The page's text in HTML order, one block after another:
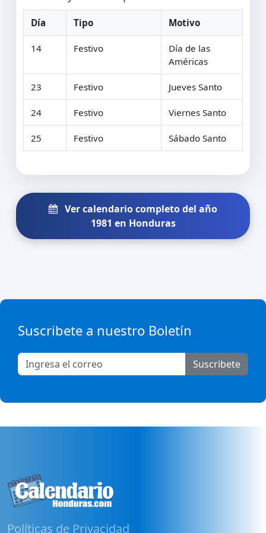
Día Tipo Motivo
14 Festivo
Día de las
Américas
23 Festivo Jueves Santo
24 Festivo Viernes Santo
25 Festivo Sábado Santo
Ver calendario completo del año
1981 en Honduras
Suscribete a nuestro Boletín
Suscribete
Políticas de Privacidad